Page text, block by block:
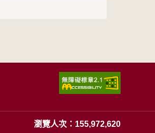
瀏覽人次：155,972,620